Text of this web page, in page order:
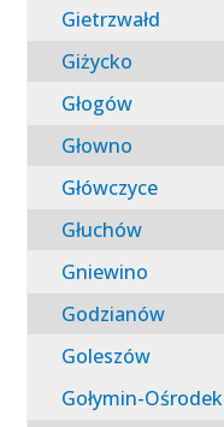
Gietrzwałd
Giżycko
Głogów
Głowno
Główczyce
Głuchów
Gniewino
Godzianów
Goleszów
Gołymin-Ośrodek